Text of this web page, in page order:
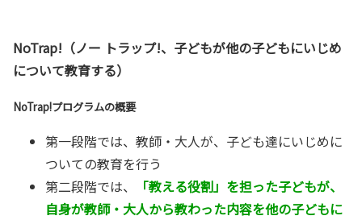
NoTrap!（ノー トラップ!、子どもが他の子どもにいじめ
について教育する）
NoTrap!プログラムの概要
第一段階では、教師・大人が、子ども達にいじめに
ついての教育を行う
第二段階では、
「教える役割」を担った子どもが、
自身が教師・大人から教わった内容を他の子どもに